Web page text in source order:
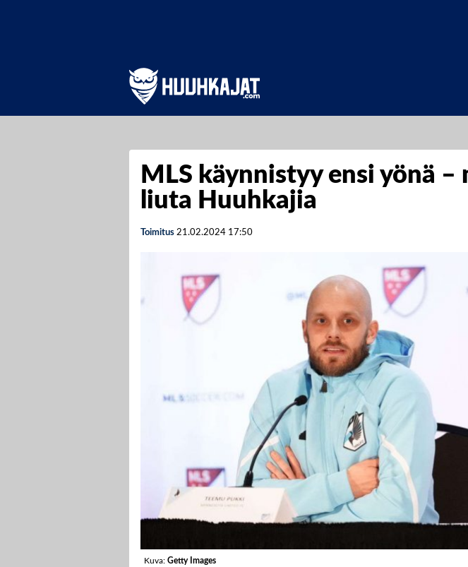
MLS käynnistyy ensi yönä –
liuta Huuhkajia
Toimitus 21.02.2024 17:50
Kuva: Getty Images